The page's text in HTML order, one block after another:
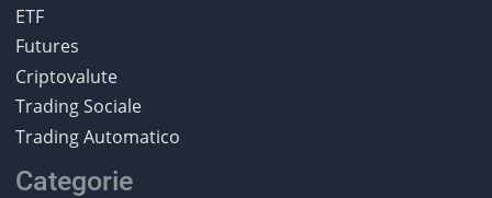
ETF
Futures
Criptovalute
Trading Sociale
Trading Automatico
Categorie